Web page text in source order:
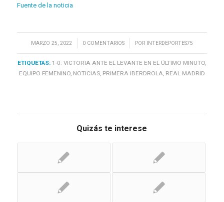
Fuente de la noticia
MARZO 25, 2022
/ 0 COMENTARIOS
/ POR INTERDEPORTES75
ETIQUETAS: 1-0: VICTORIA ANTE EL LEVANTE EN EL ÚLTIMO MINUTO
EQUIPO FEMENINO, NOTICIAS, PRIMERA IBERDROLA REAL MADRID
Quizás te interese